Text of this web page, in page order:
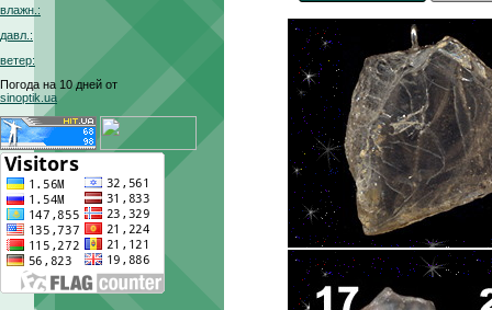
влажн.:
давл.:
ветер:
Погода на 10 дней от
sinoptik.ua